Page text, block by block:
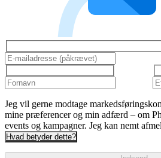
Jeg vil gerne modtage
mine præferencer og min adfærd – om
events og kampagner. Jeg kan nemt
Hvad betyder dette?